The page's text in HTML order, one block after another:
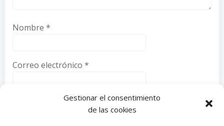
Gestionar el consentimiento
de las cookies
Nombre *
Correo electrónico *